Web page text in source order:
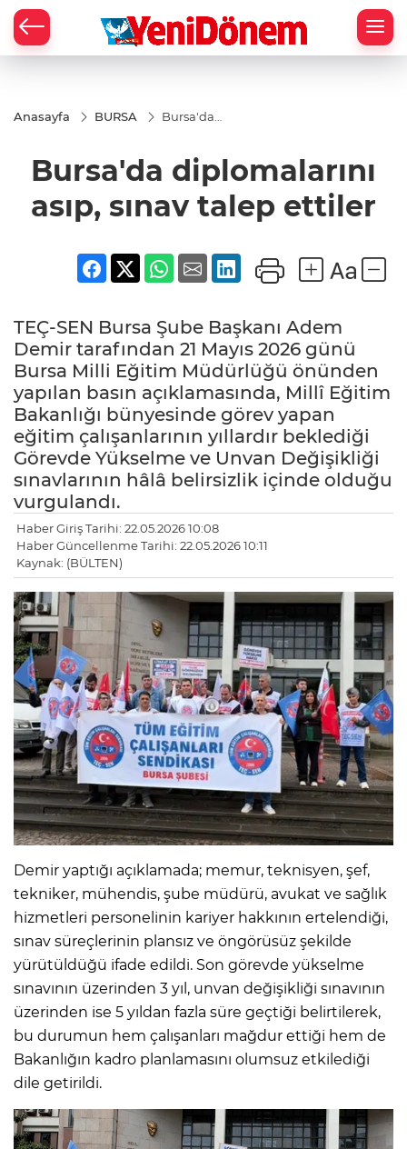
Anasayfa BURSA
Bursa'da
talep ettiler
Bursa'da diplomalarını
asıp, sınav talep ettiler
TEÇ-SEN Bursa Şube Başkanı Adem
Demir tarafından 21 Mayıs 2026 günü
Bursa Milli Eğitim Müdürlüğü önünden
yapılan basın açıklamasında, Millî Eğitim
Bakanlığı bünyesinde görev yapan
eğitim çalışanlarının yıllardır beklediği
Görevde Yükselme ve Unvan Değişikliği
sınavlarının hâlâ belirsizlik içinde olduğu
vurgulandı.
Haber Giriş Tarihi: 22.05.2026 10:08
Haber Güncellenme Tarihi: 22.05.2026 10:11
Kaynak: (BÜLTEN)
Demir yaptığı açıklamada; memur, teknisyen, şef,
tekniker, mühendis, şube müdürü, avukat ve sağlık
hizmetleri personelinin kariyer hakkının ertelendiği,
sınav süreçlerinin plansız ve öngörüsüz şekilde
yürütüldüğü ifade edildi. Son görevde yükselme
sınavının üzerinden 3 yıl, unvan değişikliği sınavının
üzerinden ise 5 yıldan fazla süre geçtiği belirtilerek,
bu durumun hem çalışanları mağdur ettiği hem de
Bakanlığın kadro planlamasını olumsuz etkilediği
dile getirildi.